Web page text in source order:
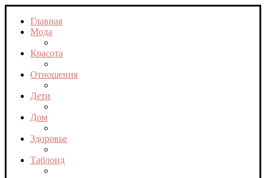
Главная
Мода
Красота
Отношения
Дети
Дом
Здоровье
Таблоид